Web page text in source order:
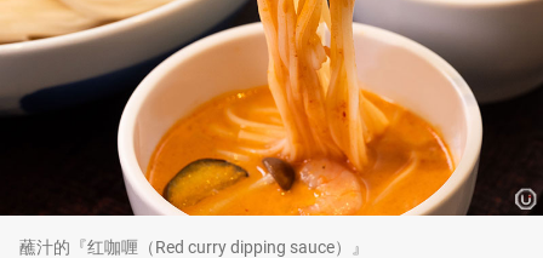
蘸汁的『红咖喱（Red curry dipping sauce）』